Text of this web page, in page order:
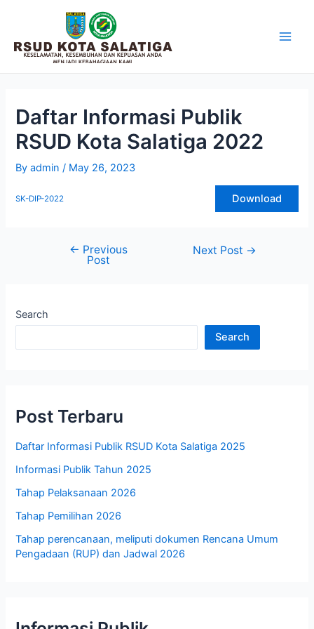
content
Daftar Informasi Publik
RSUD Kota Salatiga 2022
Byadmin/ May 26, 2023
SK-DIP-2022 Download
navigation
← Previous
Post
Next Post →
Search
Search
Post Terbaru
Daftar Informasi Publik RSUD Kota Salatiga 2025
Informasi Publik Tahun 2025
Tahap Pelaksanaan 2026
Tahap Pemilihan 2026
Tahap perencanaan, meliputi dokumen Rencana Umum
Pengadaan (RUP) dan Jadwal 2026